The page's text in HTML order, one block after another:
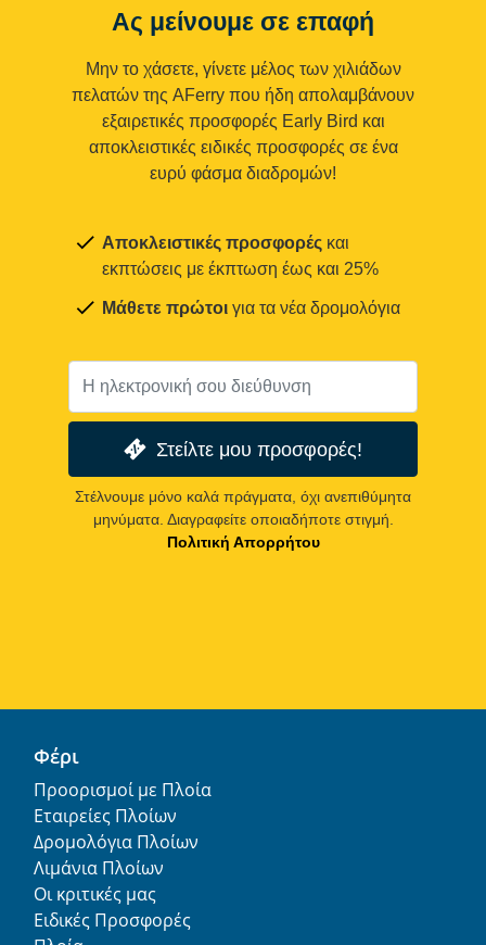
Ας μείνουμε σε επαφή
Μην το χάσετε, γίνετε μέλος των χιλιάδων
πελατών της AFerry που ήδη απολαμβάνουν
εξαιρετικές προσφορές Early Bird και
αποκλειστικές ειδικές προσφορές σε ένα
ευρύ φάσμα διαδρομών!
Αποκλειστικές προσφορές και
εκπτώσεις με έκπτωση έως και 25%
Μάθετε πρώτοι για τα νέα δρομολόγια
Στείλτε μου προσφορές!
Στέλνουμε μόνο καλά πράγματα, όχι ανεπιθύμητα
μηνύματα. Διαγραφείτε οποιαδήποτε στιγμή.
Πολιτική Απορρήτου
Φέρι
Προορισμοί με Πλοία
Εταιρείες Πλοίων
Δρομολόγια Πλοίων
Λιμάνια Πλοίων
Οι κριτικές μας
Ειδικές Προσφορές